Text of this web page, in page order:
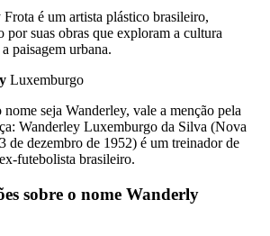
é um artista plástico brasileiro,
por suas obras que exploram a cultura
paisagem urbana.
Luxemburgo
nome seja Wanderley, vale a menção pela
Wanderley Luxemburgo da Silva (Nova
de dezembro de 1952) é um treinador de
futebolista brasileiro.
sobre o nome Wanderly